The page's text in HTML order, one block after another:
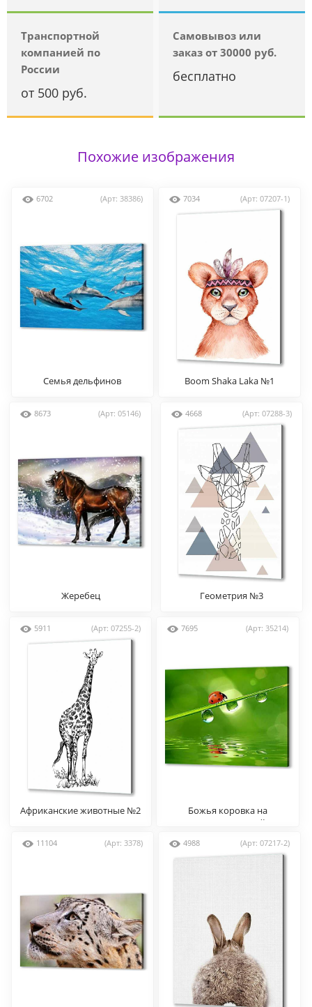
Транспортной
компанией по
России
от 500 руб.
Самовывоз или
заказ от 30000 руб.
бесплатно
Похожие изображения
6702 (Арт: 38386)
Семья дельфинов
7034 (Арт: 07207-1)
Boom Shaka Laka №1
8673 (Арт: 05146)
Жеребец
4668 (Арт: 07288-3)
Геометрия №3
5911 (Арт: 07255-2)
Африканские животные №2
7695 (Арт: 35214)
Божья коровка на
травинке с росой
11104 (Арт: 3378) 4988 (Арт: 07217-2)